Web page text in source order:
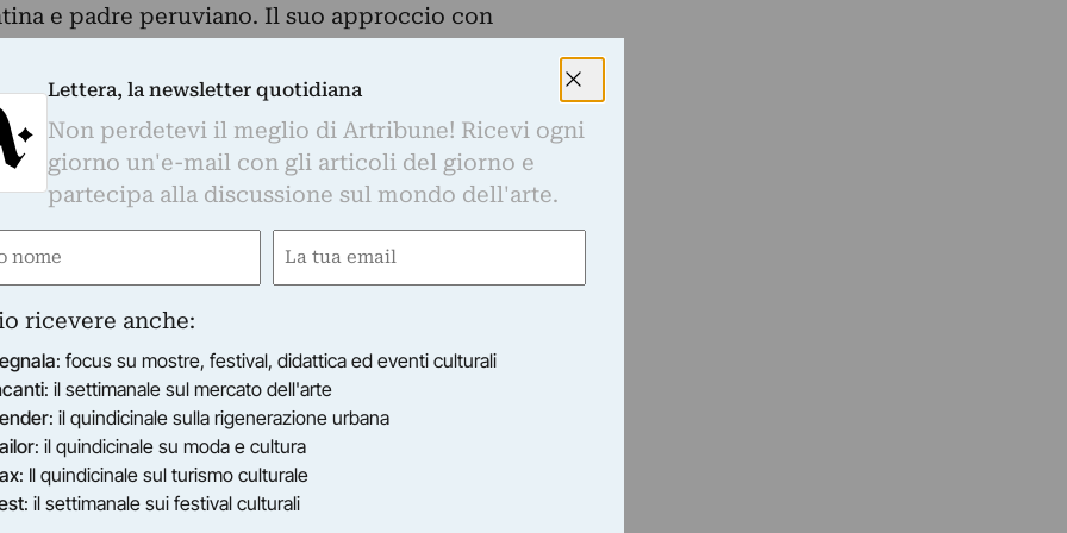
e padre peruviano. Il suo approccio con
Fin da piccolo rimaneva per lungo
di scultore del padre, specializzato nella
dirige oltreoceano e qui la sua visone artistica
continente. Rimane subito impressionato
architettoniche italiane, tanto da trasferirsi a
consegue il diploma in pittura all’Accademia
vertiginosamente il desiderio di esprimere il
legate al disegno e alla scultura lo
in modo più chiaro gli elementi nello
pittura. Negli anni della frequentazione
appassionarsi alla street art, movimento
vena creativa si trasferisce sui muri e qui
esprimersi.
Lettera, la newsletter quotidiana
Non perdetevi il meglio di Artribune! Ricevi ogni
giorno un'e-mail con gli articoli del giorno e
partecipa alla discussione sul mondo dell'arte.
Email
ricevere anche:
: focus su mostre, festival, didattica ed eventi culturali
: il settimanale sul mercato dell'arte
: il quindicinale sulla rigenerazione urbana
: il quindicinale su moda e cultura
: Il quindicinale sul turismo culturale
: il settimanale sui festival culturali